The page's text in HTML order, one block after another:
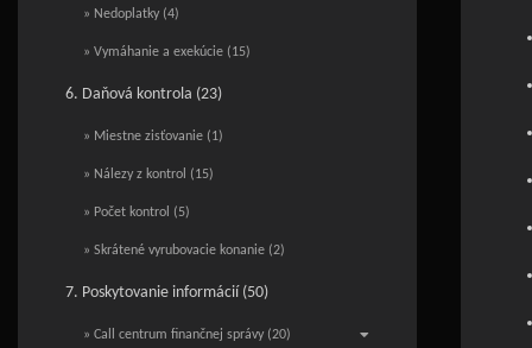
» Nedoplatky (4)
» Vymáhanie a exekúcie (15)
6. Daňová kontrola (23)
» Miestne zisťovanie (1)
» Nálezy z kontrol (15)
» Počet kontrol (5)
» Skrátené vyrubovacie konanie (2)
7. Poskytovanie informácií (50)
» Call centrum finančnej správy (20)